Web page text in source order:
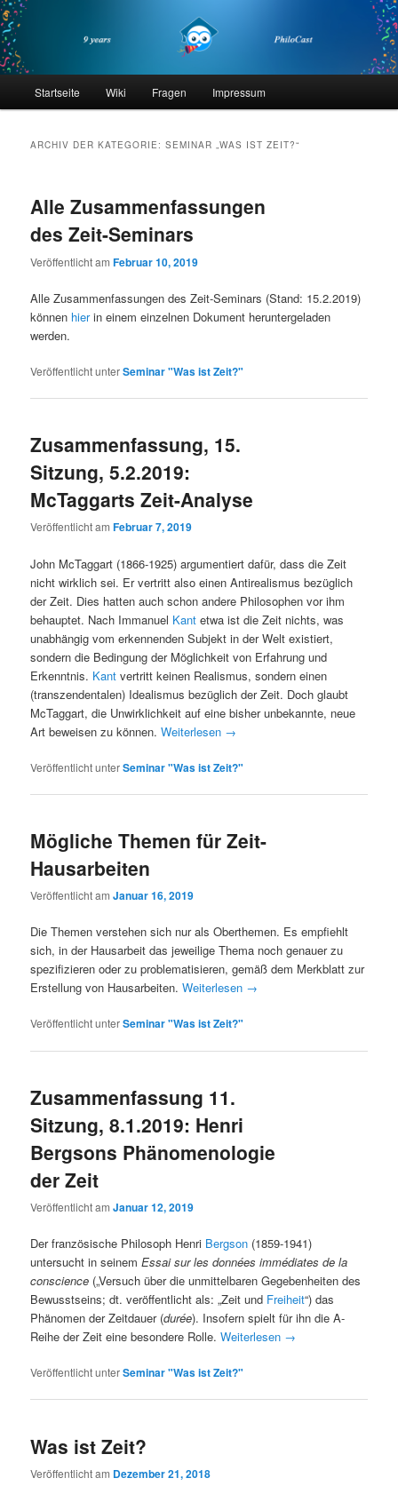
Zum
primären
Inhalt
springen
Zum
sekundären
Inhalt
springenphilocast
Startseite Wiki Fragen Impressum
ARCHIV DER KATEGORIE:SEMINAR „WAS IST ZEIT?“
Alle Zusammenfassungen
des Zeit-Seminars
Veröffentlicht amFebruar 10, 2019
Alle Zusammenfassungen des Zeit-Seminars (Stand: 15.2.2019)
können hierin einem einzelnen Dokument heruntergeladen
werden.
Veröffentlicht unterSeminar "Was ist Zeit?"
Zusammenfassung, 15.
Sitzung, 5.2.2019:
McTaggarts Zeit-Analyse
Veröffentlicht amFebruar 7, 2019
John McTaggart (1866-1925) argumentiert dafür, dass die Zeit
nicht wirklich sei. Er vertritt also einen Antirealismus bezüglich
der Zeit. Dies hatten auch schon andere Philosophen vor ihm
behauptet. Nach Immanuel Kant etwa ist die Zeit nichts, was
unabhängig vom erkennenden Subjekt in der Welt existiert,
sondern die Bedingung der Möglichkeit von Erfahrung und
Erkenntnis. Kant vertritt keinen Realismus, sondern einen
(transzendentalen) Idealismus bezüglich der Zeit. Doch glaubt
McTaggart, die Unwirklichkeit auf eine bisher unbekannte, neue
Art beweisen zu können.Weiterlesen →
Veröffentlicht unterSeminar "Was ist Zeit?"
Mögliche Themen für Zeit-
Hausarbeiten
Veröffentlicht amJanuar 16, 2019
Die Themen verstehen sich nur als Oberthemen. Es empfiehlt
sich, in der Hausarbeit das jeweilige Thema noch genauer zu
spezifizieren oder zu problematisieren, gemäß dem Merkblatt zur
Erstellung von Hausarbeiten.Weiterlesen →
Veröffentlicht unterSeminar "Was ist Zeit?"
Zusammenfassung 11.
Sitzung, 8.1.2019: Henri
Bergsons Phänomenologie
der Zeit
Veröffentlicht amJanuar 12, 2019
Der französische Philosoph Henri Bergson (1859-1941)
untersucht in seinemEssai sur les données immédiates de la
conscience („Versuch über die unmittelbaren Gegebenheiten des
Bewusstseins; dt. veröffentlicht als: „Zeit und Freiheit“) das
Phänomen der Zeitdauer (durée). Insofern spielt für ihn die A-
Reihe der Zeit eine besondere Rolle.Weiterlesen →
Veröffentlicht unterSeminar "Was ist Zeit?"
Was ist Zeit?
Veröffentlicht am Dezember 21, 2018